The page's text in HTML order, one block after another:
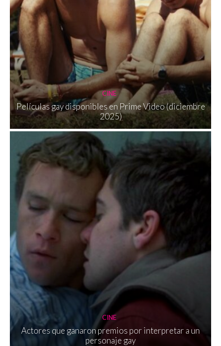
CINE
Películas gay disponibles en Prime Video (diciembre
2025)
CINE
Actores que ganaron premios por interpretar a un
personaje gay